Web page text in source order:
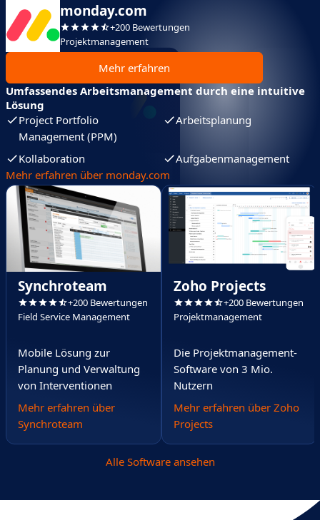
monday.com
+200 Bewertungen
Projektmanagement
Mehr erfahren
Umfassendes Arbeitsmanagement durch eine intuitive
Lösung
Project Portfolio
Management (PPM)
Arbeitsplanung
Kollaboration
Aufgabenmanagement
Mehr erfahren über monday.com
Synchroteam
+200 Bewertungen
Field Service Management
Mobile Lösung zur
Planung und Verwaltung
von Interventionen
Mehr erfahren über
Synchroteam
Zoho Projects
+200 Bewertungen
Projektmanagement
Die Projektmanagement-
Software von 3 Mio.
Nutzern
Mehr erfahren über Zoho
Projects
Alle Software ansehen